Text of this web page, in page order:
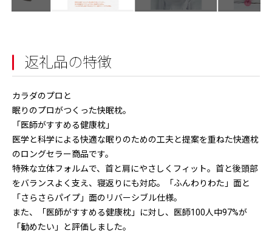
返礼品の特徴
カラダのプロと
眠りのプロがつくった快眠枕。
「医師がすすめる健康枕」
医学と科学による快適な眠りのための工夫と提案を重ねた快適枕
のロングセラー商品です。
特殊な立体フォルムで、首と肩にやさしくフィット。首と後頭部
をバランスよく支え、寝返りにも対応。「ふんわりわた」面と
「さらさらパイプ」面のリバーシブル仕様。
また、「医師がすすめる健康枕」に対し、医師100人中97%が
「勧めたい」と評価しました。